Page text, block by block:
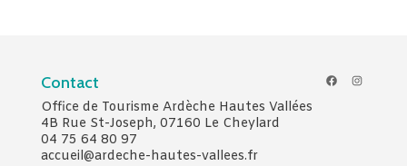
Contact
Office de Tourisme Ardèche Hautes Vallées
4B Rue St-Joseph, 07160 Le Cheylard
04 75 64 80 97
accueil@ardeche-hautes-vallees.fr
Facebook